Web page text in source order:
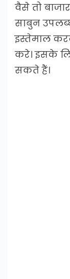
वैसे तो
साबुन
इस्तेमाल
करे। इसके
सकते हैं।